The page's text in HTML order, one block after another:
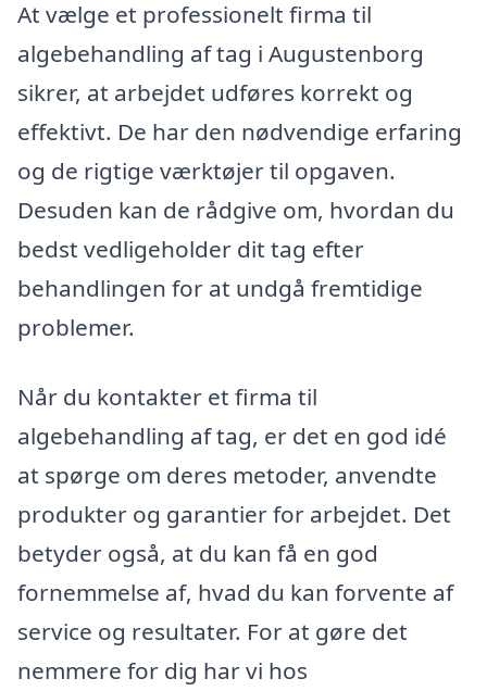
At vælge et professionelt firma til
algebehandling af tag i Augustenborg
sikrer, at arbejdet udføres korrekt og
effektivt. De har den nødvendige erfaring
og de rigtige værktøjer til opgaven.
Desuden kan de rådgive om, hvordan du
bedst vedligeholder dit tag efter
behandlingen for at undgå fremtidige
problemer.
Når du kontakter et firma til
algebehandling af tag, er det en god idé
at spørge om deres metoder, anvendte
produkter og garantier for arbejdet. Det
betyder også, at du kan få en god
fornemmelse af, hvad du kan forvente af
service og resultater. For at gøre det
nemmere for dig har vi hos